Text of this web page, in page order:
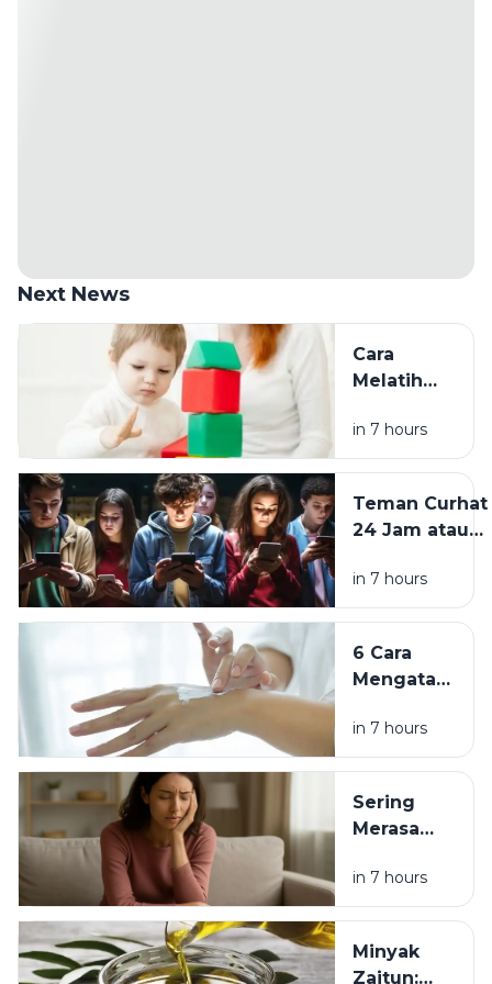
Next News
Cara
Melatih
Anak
Sesuai
Balita
hingga
Sekolah
in 7 hours
Teman Curhat
24 Jam atau
Tersembunyi?
Memahami
Tren Remaja
Berbagi
Cerita
in 7 hours
6 Cara
Mengatasi
Kering
dan
agar
Wajah
Sehat dan
Glowing
in 7 hours
Sering
Merasa
Padahal
Tidak
Aktivitas?
in 7 hours
Minyak
Zaitun: